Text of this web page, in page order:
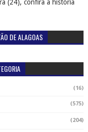
(24), confira a história
DE ALAGOAS
(16)
(575)
(204)